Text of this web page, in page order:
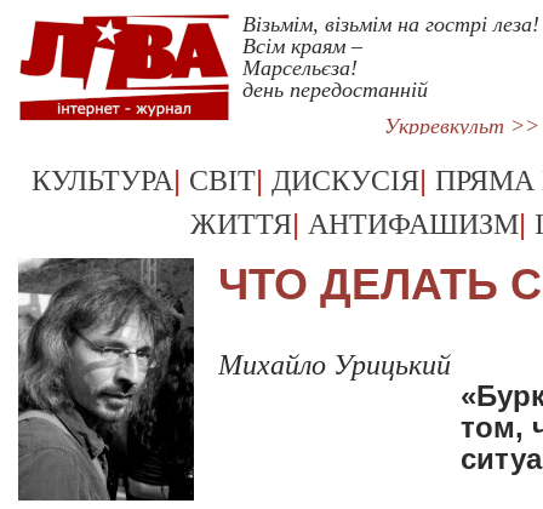
Візьмім, візьмім на гострі леза!
Всім краям –
Марсельєза!
день передостанній
Укрревкульт >>
КУЛЬТУРА| СВІТ| ДИСКУСІЯ| ПРЯМА
ЖИТТЯ| АНТИФАШИЗМ|
ЧТО ДЕЛАТЬ
Михайло Урицький
том,